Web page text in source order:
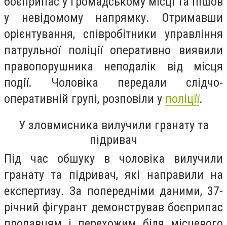
у невідомому напрямку. Отримавши
орієнтування, співробітники управління
патрульної поліції оперативно виявили
правопорушника неподалік від місця
події. Чоловіка передали слідчо-
оперативній групі, розповіли у поліції.
У зловмисника вилучили гранату та
підривач
Під час обшуку в чоловіка вилучили
гранату та підривач, які направили на
експертизу. За попередніми даними, 37-
річний фігурант демонстрував боєприпас